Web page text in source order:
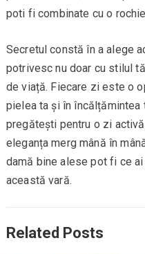
poti fi combinate cu o
Secretul constă în a alege
potrivesc nu doar cu stilul
de viață. Fiecare zi este o
pielea ta și în încălțămintea
pregătești pentru o zi
eleganța merg mână în
damă bine alese pot fi ce
această vară.
Related Posts